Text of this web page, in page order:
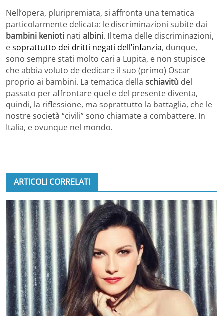
Nell’opera, pluripremiata, si affronta una tematica
particolarmente delicata: le discriminazioni subite dai
bambini kenioti nati albini. Il tema delle discriminazioni,
esoprattutto dei dritti negati dell’infanzia, dunque,
sono sempre stati molto cari a Lupita, e non stupisce
che abbia voluto de dedicare il suo (primo) Oscar
proprio ai bambini. La tematica della schiavitù del
passato per affrontare quelle del presente diventa,
quindi, la riflessione, ma soprattutto la battaglia, che le
nostre società “civili” sono chiamate a combattere. In
Italia, e ovunque nel mondo.
ARTICOLI CORRELATI